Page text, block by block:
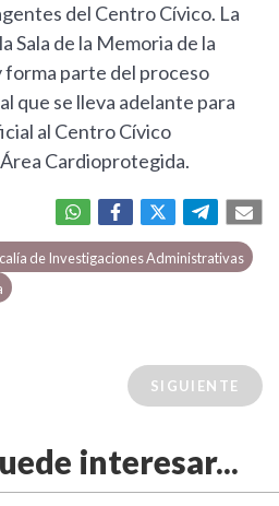
del Centro Cívico. La
Sala de la Memoria de la
parte del proceso
que se lleva adelante para
al Centro Cívico
Cardioprotegida.
de Investigaciones Administrativas
SIGUIENTE
interesar...